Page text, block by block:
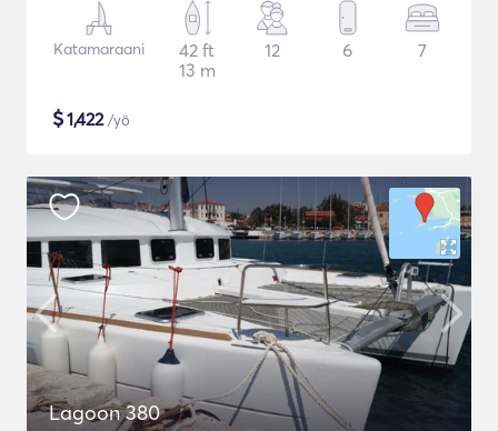
Katamaraani
42 ft
13 m
12 6 7
$1,422/yö
Lagoon 380